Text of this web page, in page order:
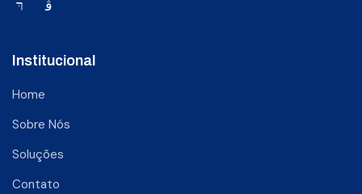
Institucional
Home
Sobre Nós
Soluções
Contato